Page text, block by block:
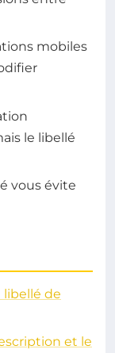
mobiles
le libellé
vous évite
de
et le